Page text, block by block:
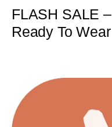
FLASH SALE
Ready To Wear